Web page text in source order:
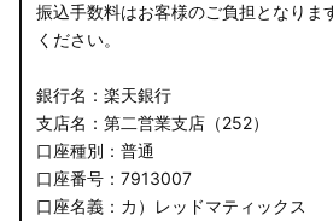
RT5/6 RW1/2 CR-V
RU3/4 ヴェゼル
JW5 S660
振込手数料はお客様のご負担となりま
ください。
銀行名：楽天銀行
支店名：第二営業支店（252）
口座種別：普通
口座番号：7913007
口座名義：カ）レッドマティックス